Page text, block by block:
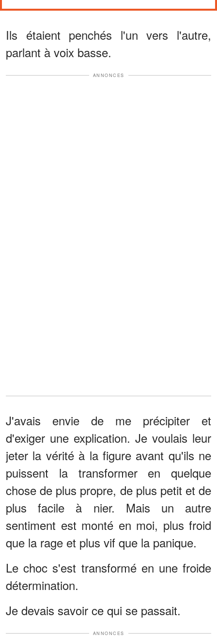
Ils étaient penchés l'un vers l'autre,
parlant à voix basse.
ANNONCES
J'avais envie de me précipiter et
d'exiger une explication. Je voulais leur
jeter la vérité à la figure avant qu'ils ne
puissent la transformer en quelque
chose de plus propre, de plus petit et de
plus facile à nier. Mais un autre
sentiment est monté en moi, plus froid
que la rage et plus vif que la panique.
Le choc s'est transformé en une froide
détermination.
Je devais savoir ce qui se passait.
ANNONCES